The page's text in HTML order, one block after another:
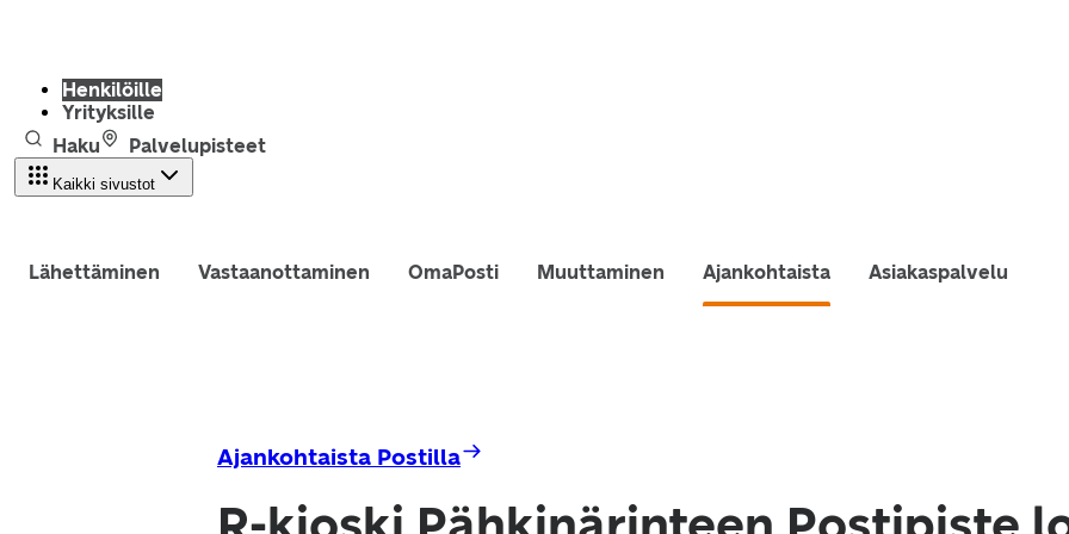
Henkilöille
Yrityksille
Haku
Palvelupisteet
Kaikki sivustot
Lähettäminen Vastaanottaminen OmaPosti Muuttaminen Ajankohtaista Asiakaspalvelu
Ajankohtaista Postilla